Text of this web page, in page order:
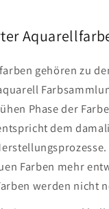
gehören zu
Phase der
dem
Farben mehr
werden nicht